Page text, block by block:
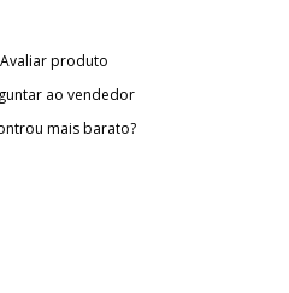
Avaliar produto
ao vendedor
mais barato?